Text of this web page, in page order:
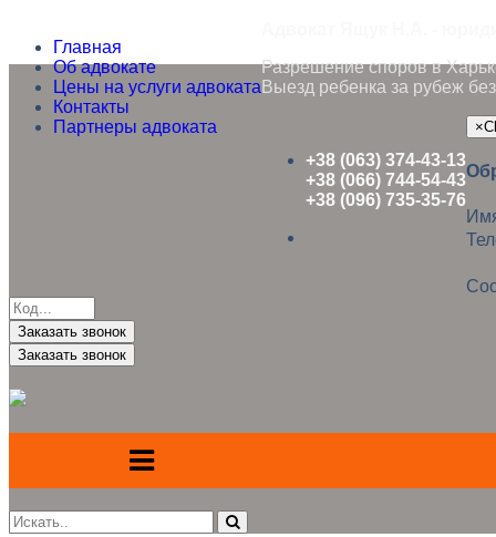
Главная
Об адвокате
Цены на услуги адвоката
Контакты
Партнеры адвоката
Разрешение споров в
Выезд ребенка за рубеж
+38 (063) 374-43-13
+38 (066) 744-54-43
+38 (096) 735-35-76
×
Заказать звонок